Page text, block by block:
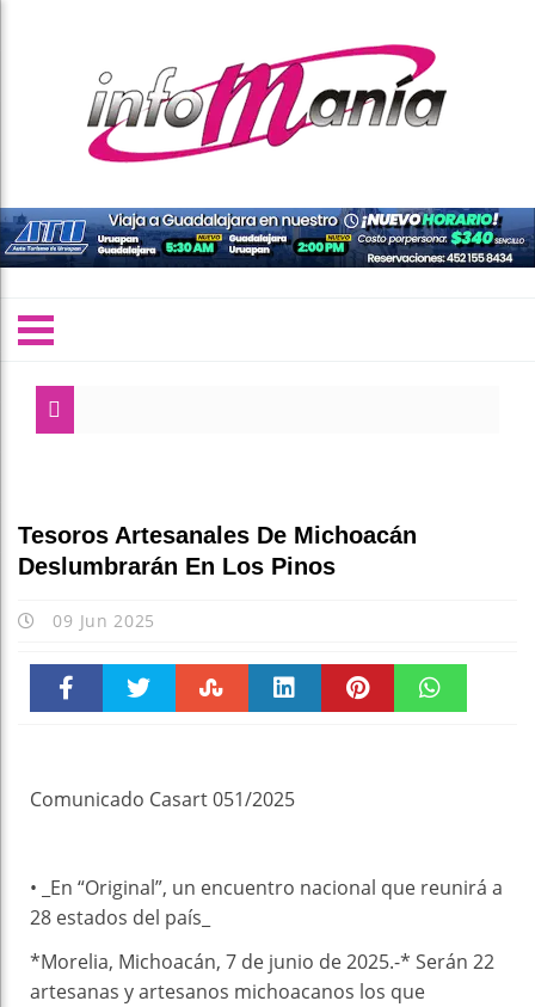
Tesoros Artesanales De Michoacán
Deslumbrarán En Los Pinos
09 Jun 2025
Comunicado Casart 051/2025
• _En “Original”, un encuentro nacional que reunirá a
28 estados del país_
*Morelia, Michoacán, 7 de junio de 2025.-* Serán 22
artesanas y artesanos michoacanos los que